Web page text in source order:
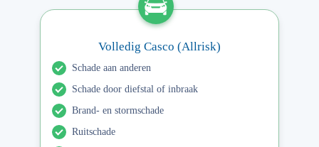
Volledig Casco (Allrisk)
Schade aan anderen
Schade door diefstal of inbraak
Brand- en stormschade
Ruitschade